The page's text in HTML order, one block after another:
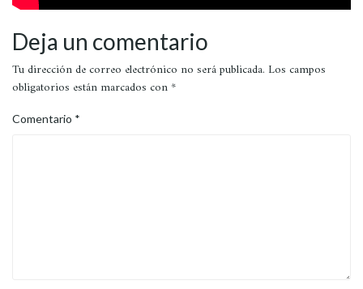
Deja un comentario
Tu dirección de correo electrónico no será publicada. Los campos
obligatorios están marcados con *
Comentario *